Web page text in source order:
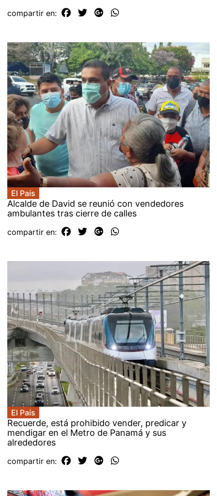
compartir en:
El País
Alcalde de David se reunió con vendedores
ambulantes tras cierre de calles
compartir en:
El País
Recuerde, está prohibido vender, predicar y
mendigar en el Metro de Panamá y sus
alrededores
compartir en: